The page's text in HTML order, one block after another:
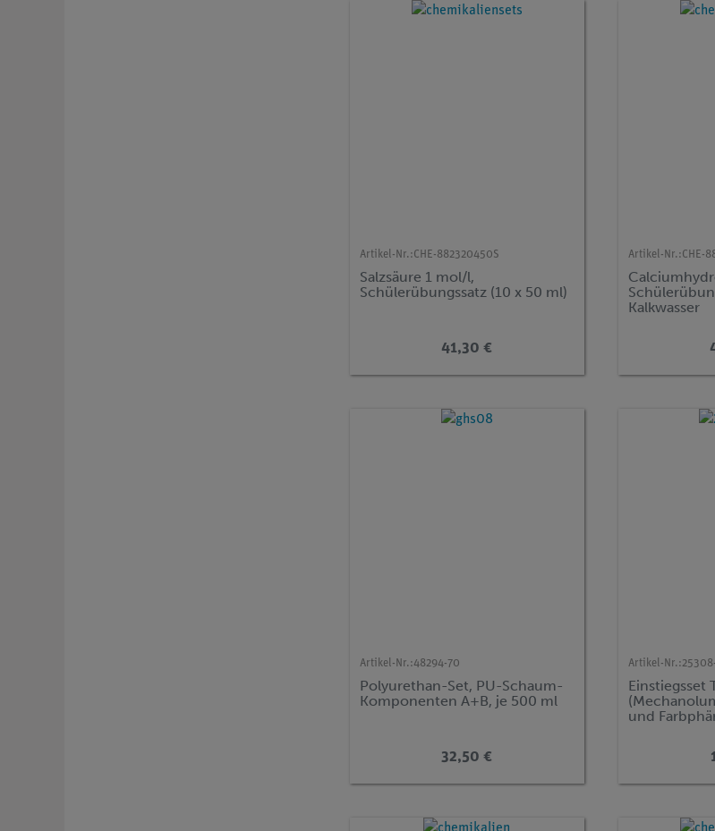
Artikel-Nr.:CHE-882320450S
Salzsäure 1 mol/l,
Schülerübungssatz (10 x 50 ml)
41,30 €
Artikel-Nr.:CHE-
Kalkwasser
Artikel-Nr.:48294-70
Polyurethan-Set, PU-Schaum-
Komponenten A+B, je 500 ml
32,50 €
Artikel-Nr.:
Einstiegsset
und